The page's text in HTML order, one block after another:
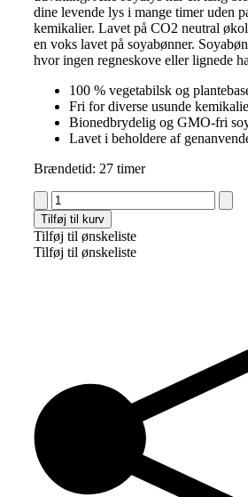
dine levende lys i mange timer uden
kemikalier. Lavet på CO2 neutral
en voks lavet på soyabønner.
hvor ingen regneskove eller lignede
100 % vegetabilsk og
Fri for diverse usunde
Bionedbrydelig og GMO-fri
Lavet i beholdere af
Brændetid: 27 timer
Soyalysfabrikken
Soyalys
Apotekerglas
lille
antal
Tilføj til kurv
Tilføj til ønskeliste
Tilføj til ønskeliste